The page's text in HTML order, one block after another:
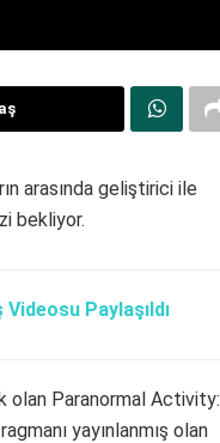
arasında geliştirici ile
bekliyor.
Paylaşıldı
olan Paranormal Activity:
yayınlanmış olan